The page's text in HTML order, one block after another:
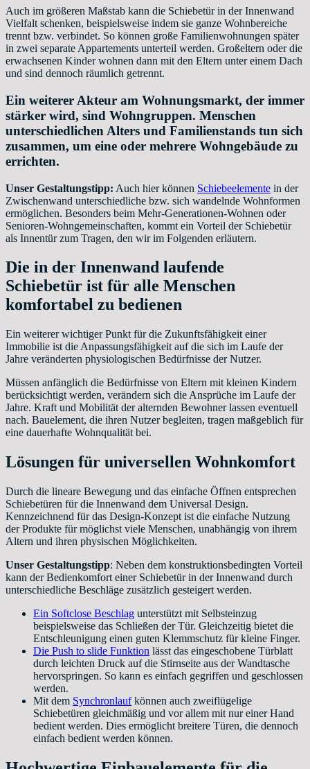
Auch im größeren Maßstab kann die Schiebetür in der Innenwand
Vielfalt schenken, beispielsweise indem sie ganze Wohnbereiche
trennt bzw. verbindet. So können große Familienwohnungen später
in zwei separate Appartements unterteil werden. Großeltern oder die
erwachsenen Kinder wohnen dann mit den Eltern unter einem Dach
und sind dennoch räumlich getrennt.
Ein weiterer Akteur am Wohnungsmarkt, der immer
stärker wird, sind Wohngruppen. Menschen
unterschiedlichen Alters und Familienstands tun sich
zusammen, um eine oder mehrere Wohngebäude zu
errichten.
Unser Gestaltungstipp: Auch hier können Schiebeelemente in der
Zwischenwand unterschiedliche bzw. sich wandelnde Wohnformen
ermöglichen. Besonders beim Mehr-Generationen-Wohnen oder
Senioren-Wohngemeinschaften, kommt ein Vorteil der Schiebetür
als Innentür zum Tragen, den wir im Folgenden erläutern.
Die in der Innenwand laufende
Schiebetür ist für alle Menschen
komfortabel zu bedienen
Ein weiterer wichtiger Punkt für die Zukunftsfähigkeit einer
Immobilie ist die Anpassungsfähigkeit auf die sich im Laufe der
Jahre veränderten physiologischen Bedürfnisse der Nutzer.
Müssen anfänglich die Bedürfnisse von Eltern mit kleinen Kindern
berücksichtigt werden, verändern sich die Ansprüche im Laufe der
Jahre. Kraft und Mobilität der alternden Bewohner lassen eventuell
nach. Bauelement, die ihren Nutzer begleiten, tragen maßgeblich für
eine dauerhafte Wohnqualität bei.
Lösungen für universellen Wohnkomfort
Durch die lineare Bewegung und das einfache Öffnen entsprechen
Schiebetüren für die Innenwand dem Universal Design.
Kennzeichnend für das Design-Konzept ist die einfache Nutzung
der Produkte für möglichst viele Menschen, unabhängig von ihrem
Altern und ihren physischen Möglichkeiten.
Unser Gestaltungstipp: Neben dem konstruktionsbedingten Vorteil
kann der Bedienkomfort einer Schiebetür in der Innenwand durch
unterschiedliche Beschläge zusätzlich gesteigert werden.
Ein Softclose Beschlag unterstützt mit Selbsteinzug
beispielsweise das Schließen der Tür. Gleichzeitig bietet die
Entschleunigung einen guten Klemmschutz für kleine Finger.
Die Push to slide Funktion lässt das eingeschobene Türblatt
durch leichten Druck auf die Stirnseite aus der Wandtasche
hervorspringen. So kann es einfach gegriffen und geschlossen
werden.
Mit dem Synchronlaufkönnen auch zweiflügelige
Schiebetüren gleichmäßig und vor allem mit nur einer Hand
bedient werden. Dies ermöglicht breitere Türen, die dennoch
einfach bedient werden können.